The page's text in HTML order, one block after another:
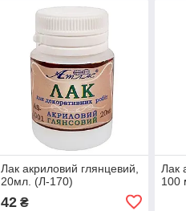
Лак акриловий глянцевий,
20мл. (Л-170)
42₴
Лак
100